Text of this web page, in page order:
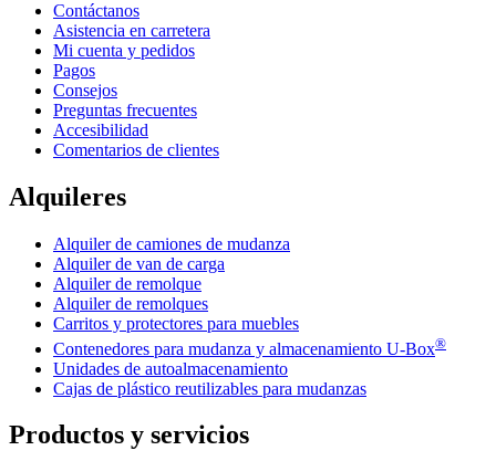
Contáctanos
Asistencia en carretera
Mi cuenta y pedidos
Pagos
Consejos
Preguntas frecuentes
Accesibilidad
Comentarios de clientes
Alquileres
Alquiler de camiones de mudanza
Alquiler de van de carga
Alquiler de remolque
Alquiler de remolques
Carritos y protectores para muebles
Contenedores para mudanza y almacenamiento U-Box®
Unidades de autoalmacenamiento
Cajas de plástico reutilizables para mudanzas
Productos y servicios